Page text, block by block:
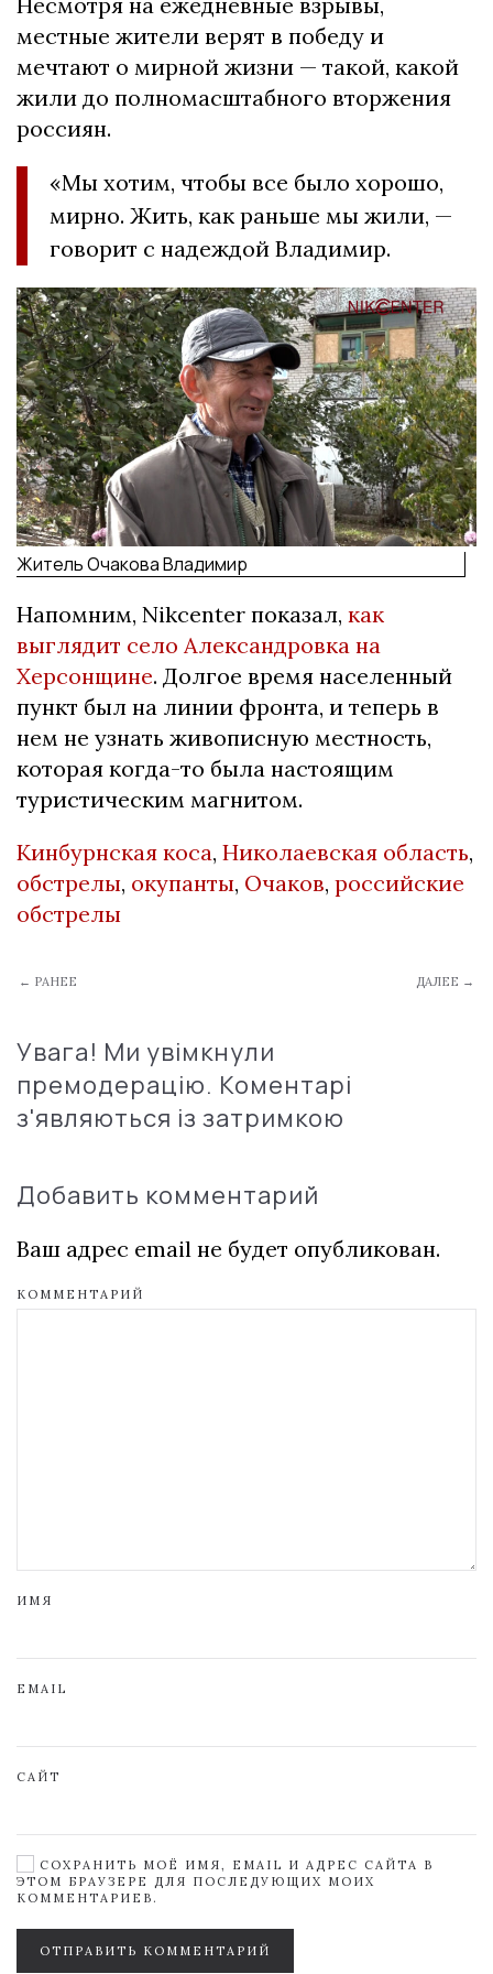
местные жители верят в победу и
мечтают о мирной жизни — такой, какой
жили до полномасштабного вторжения
россиян.
«Мы хотим, чтобы все было хорошо,
мирно. Жить, как раньше мы жили, —
говорит с надеждой Владимир.
Житель Очакова Владимир
Напомним, Nikcenter показал, как
выглядит село Александровка на
Херсонщине. Долгое время населенный
пункт был на линии фронта, и теперь в
нем не узнать живописную местность,
которая когда-то была настоящим
туристическим магнитом.
Кинбурнская коса, Николаевская область,
обстрелы, окупанты, Очаков, российские
обстрелы
← РАНЕЕ ДАЛЕЕ →
Увага! Ми увімкнули
премодерацію. Коментарі
з'являються із затримкою
Добавить комментарий
Ваш адрес email не будет опубликован.
КОММЕНТАРИЙ
ИМЯ
EMAIL
САЙТ
СОХРАНИТЬ МОЁ ИМЯ, EMAIL И АДРЕС САЙТА В
ЭТОМ БРАУЗЕРЕ ДЛЯ ПОСЛЕДУЮЩИХ МОИХ
КОММЕНТАРИЕВ.
ОТПРАВИТЬ КОММЕНТАРИЙ